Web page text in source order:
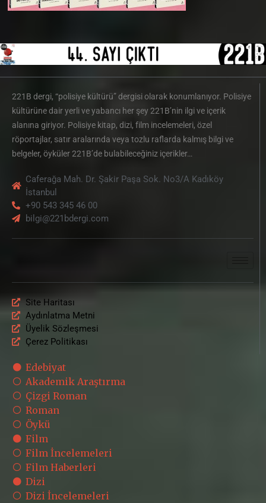
221B dergi, “polisiye kültürü” dergisi olarak konumlanıyor. Polisiye
kültürüne dair yerli ve yabancı her şey 221B’nin ilgi ve içerik
alanına giriyor. Polisiye kitap, dizi, film incelemeleri, özel
röportajlar, satır aralarında veya tozlu raflarda kalmış bilgi ve
belgeler, öyküler 221B’de bulabileceğiniz içerikler…
Caferağa Mah. Dr. Şakir Paşa Sok. No3/A Kadıköy
İstanbul
+90 543 345 46 00
bilgi@221bdergi.com
Site Haritası
Aydınlatma Metni
Üyelik Sözleşmesi
Çerez Politikası
Edebiyat
Akademik Araştırma
Çizgi Roman
Roman
Öykü
Film
Film İncelemeleri
Film Haberleri
Dizi
Dizi İncelemeleri